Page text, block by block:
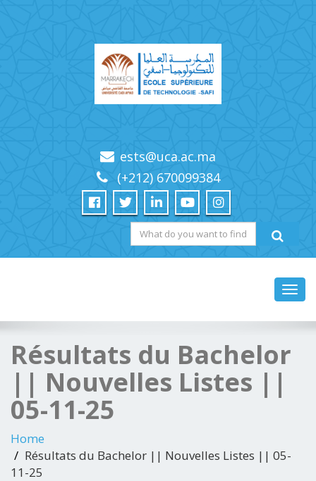
ests@uca.ac.ma
(+212) 670099384
Résultats du Bachelor
|| Nouvelles Listes ||
05-11-25
Home
Résultats du Bachelor || Nouvelles Listes || 05-
11-25